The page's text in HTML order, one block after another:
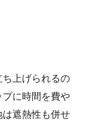
上げられるの
に時間を費や
は遮熱性も併せ